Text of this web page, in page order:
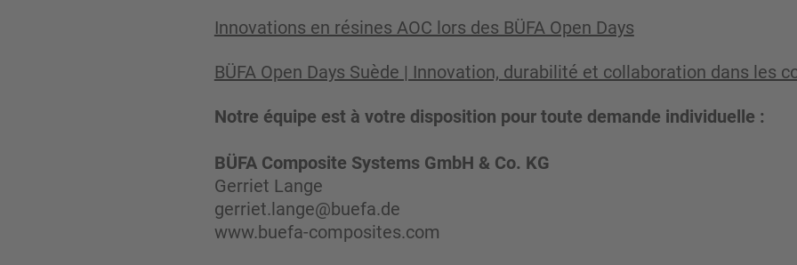
Innovations en résines AOC lors des BÜFA Open Days
BÜFA Open Days Suède | Innovation, durabilité et collaboration dans les
Notre équipe est à votre disposition pour toute demande individuelle :
BÜFA Composite Systems GmbH & Co. KG
Gerriet Lange
gerriet.lange@buefa.de
www.buefa-composites.com